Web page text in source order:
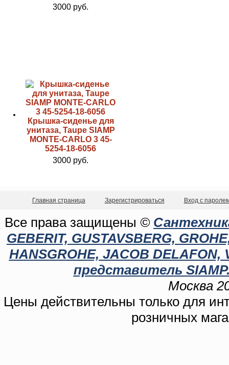
3000 руб.
Крышка-сиденье для
унитаза, Taupe SIAMP
MONTE-CARLO 3 45-
5254-18-6056
3000 руб.
Главная страница Зарегистрироваться Вход с
Все права защищены ©
GEBERIT, GUSTAVSBERG,
HANSGROHE, JACOB
представитель
Москва
Цены действительны только для
розничных